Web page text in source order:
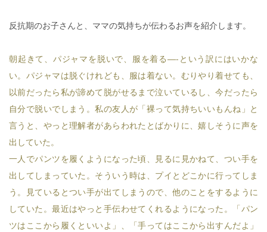
反抗期のお子さんと、ママの気持ちが伝わるお声を紹介します。
朝起きて、パジャマを脱いで、服を着る―-という訳にはいかな
い。パジャマは脱ぐけれども、服は着ない。むりやり着せても、
以前だったら私が諦めて脱がせるまで泣いているし、今だったら
自分で脱いでしまう。私の友人が「裸って気持ちいいもんね」と
言うと、やっと理解者があらわれたとばかりに、嬉しそうに声を
出していた。
一人でパンツを履くようになった頃、見るに見かねて、つい手を
出してしまっていた。そういう時は、プイとどこかに行ってしま
う。見ているとつい手が出てしまうので、他のことをするように
していた。最近はやっと手伝わせてくれるようになった。「パン
ツはここから履くといいよ」、「手ってはここから出すんだよ」